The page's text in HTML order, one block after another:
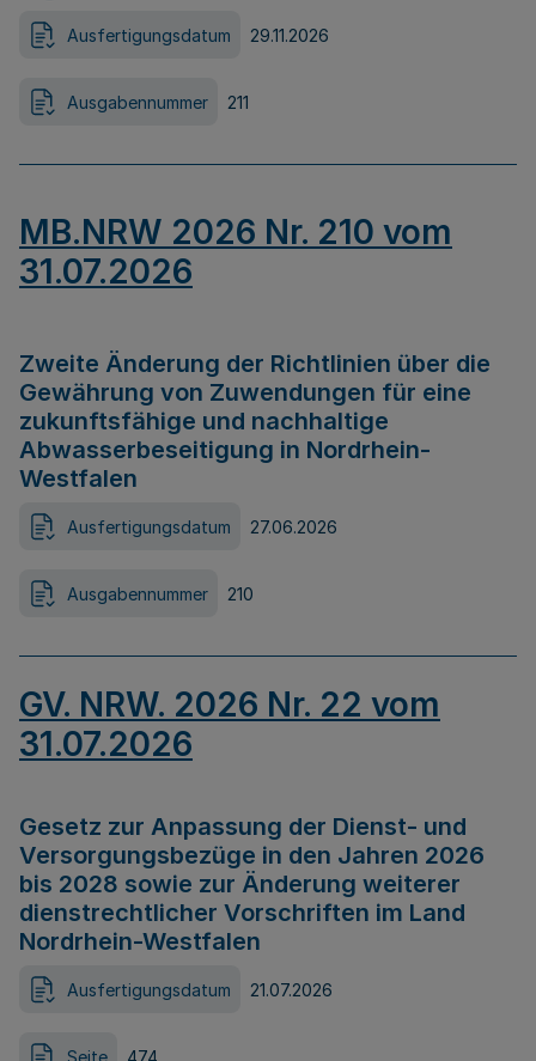
Ausfertigungsdatum 29.11.2026
Ausgabennummer 211
MB.NRW 2026 Nr. 210 vom
31.07.2026
Zweite Änderung der Richtlinien über die
Gewährung von Zuwendungen für eine
zukunftsfähige und nachhaltige
Abwasserbeseitigung in Nordrhein-
Westfalen
Ausfertigungsdatum 27.06.2026
Ausgabennummer 210
GV. NRW. 2026 Nr. 22 vom
31.07.2026
Gesetz zur Anpassung der Dienst- und
Versorgungsbezüge in den Jahren 2026
bis 2028 sowie zur Änderung weiterer
dienstrechtlicher Vorschriften im Land
Nordrhein-Westfalen
Ausfertigungsdatum 21.07.2026
Seite 474